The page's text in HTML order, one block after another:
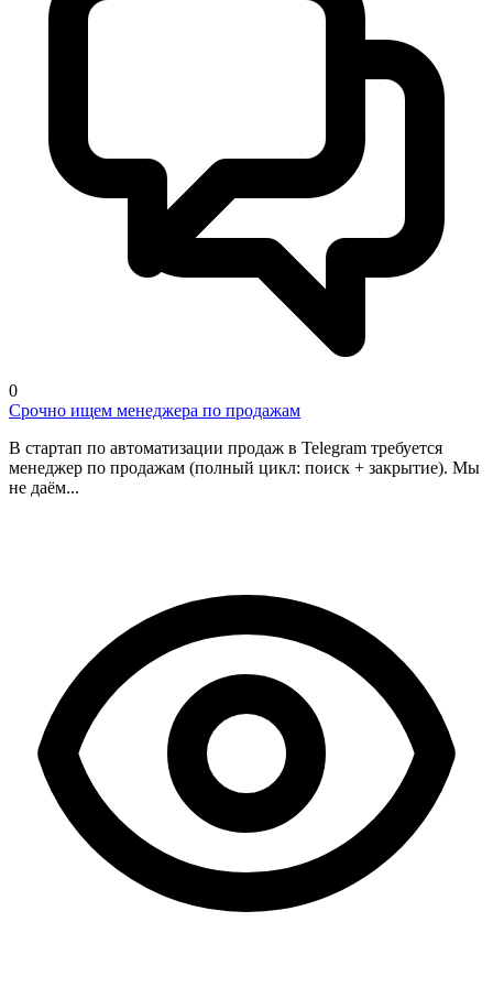
0
Срочно ищем менеджера по продажам
В стартап по автоматизации продаж в Telegram требуется
менеджер по продажам (полный цикл: поиск + закрытие). Мы
не даём...